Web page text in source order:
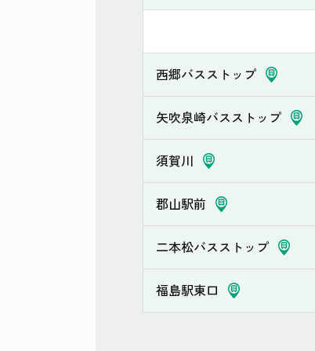
西郷バスストップ
矢吹泉崎バスストップ
須賀川
郡山駅前
二本松バスストップ
福島駅東口